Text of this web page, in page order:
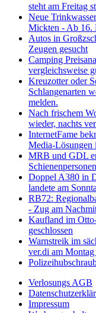
steht am Freitag
Neue
Mickten - Ab 16.
Autos in
Zeugen gesucht
Camping
vergleichsweise
Kreuzotter oder
Schlangenarten
melden.
Nach frischem
wieder, nachts
InternetFame
Media-Lösungen
MRB und GDL
Doppel A380 in
landete am
RB72:
- Zug am
Kaufland im
geschlossen
Warnstreik im
ver.di am
Verlosungs AGB
Impressum